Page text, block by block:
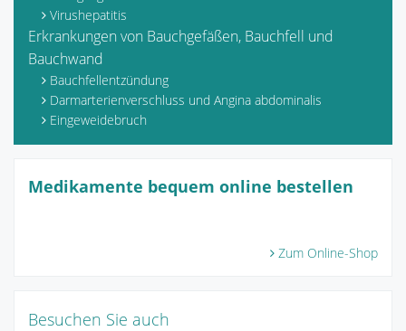
Virushepatitis
Erkrankungen von Bauchgefäßen, Bauchfell und
Bauchwand
Bauchfellentzündung
Darmarterienverschluss und Angina abdominalis
Eingeweidebruch
Medikamente bequem online bestellen
Zum Online-Shop
Besuchen Sie auch